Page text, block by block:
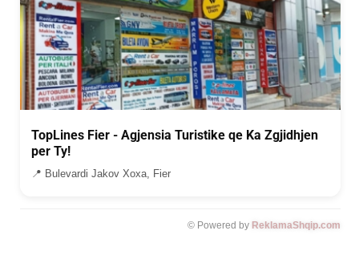
TopLines Fier - Agjensia Turistike qe Ka Zgjidhjen
per Ty!
📍 Bulevardi Jakov Xoxa, Fier
© Powered by ReklamaShqip.com